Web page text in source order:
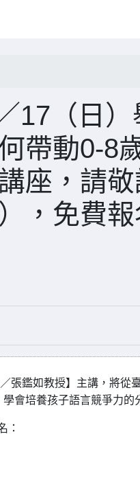
17（日）
帶動0-8
座，請
，免費報
張鑑如教授】主講，將從
會培養孩子語言競爭力的
：